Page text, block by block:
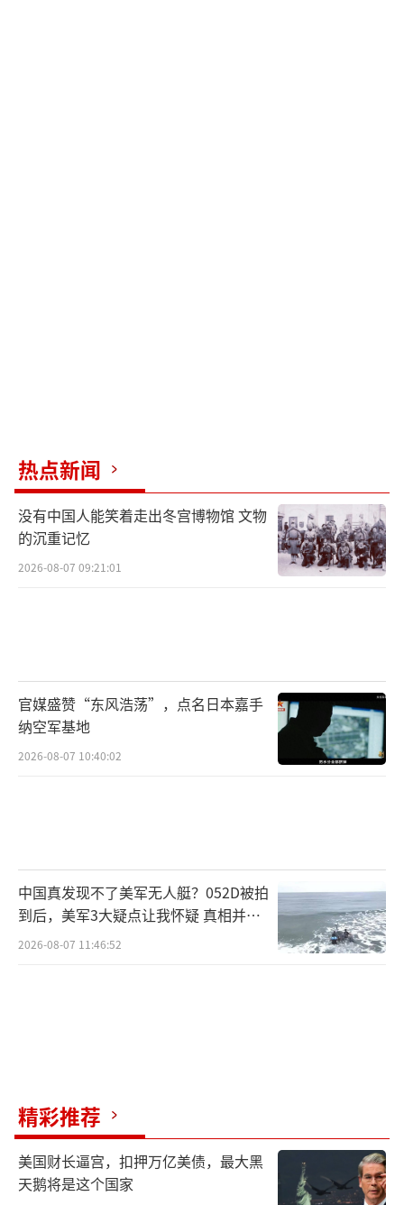
热点新闻
没有中国人能笑着走出冬宫博物馆 文物
的沉重记忆
2026-08-07 09:21:01
官媒盛赞“东风浩荡”，点名日本嘉手
纳空军基地
2026-08-07 10:40:02
中国真发现不了美军无人艇？052D被拍
到后，美军3大疑点让我怀疑 真相并非
如此
2026-08-07 11:46:52
精彩推荐
美国财长逼宫，扣押万亿美债，最大黑
天鹅将是这个国家